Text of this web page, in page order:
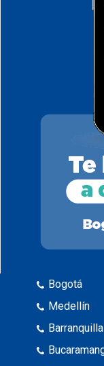
Bogotá
Medellín
Barranquilla